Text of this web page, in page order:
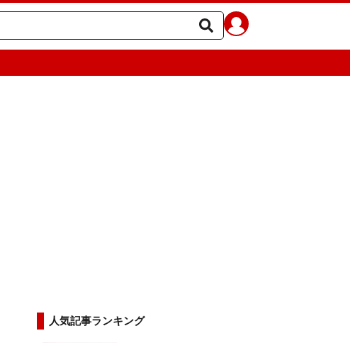
人気記事ランキング